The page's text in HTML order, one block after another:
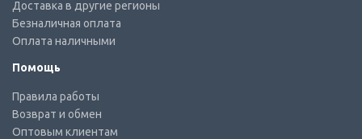
Доставка в другие регионы
Безналичная оплата
Оплата наличными
Помощь
Правила работы
Возврат и обмен
Оптовым клиентам